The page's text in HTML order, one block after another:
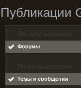
Публикации
По типу контента
Форумы
По пользователю
Темы и сообщения